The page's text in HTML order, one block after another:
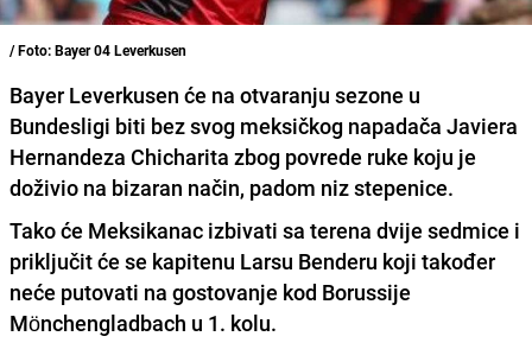
/ Foto: Bayer 04 Leverkusen
Bayer Leverkusen će na otvaranju sezone u
Bundesligi biti bez svog meksičkog napadača Javiera
Hernandeza Chicharita zbog povrede ruke koju je
doživio na bizaran način, padom niz stepenice.
Tako će Meksikanac izbivati sa terena dvije sedmice i
priključit će se kapitenu Larsu Benderu koji također
neće putovati na gostovanje kod Borussije
Mönchengladbach u 1. kolu.